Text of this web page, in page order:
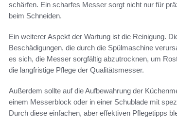
schärfen. Ein scharfes Messer sorgt nicht nur für
beim Schneiden.
Ein weiterer Aspekt der Wartung ist die Reinigung.
Beschädigungen, die durch die Spülmaschine
es sich, die Messer sorgfältig abzutrocknen, um
die langfristige Pflege der Qualitätsmesser.
Außerdem sollte auf die Aufbewahrung der
einem Messerblock oder in einer Schublade mit
Durch diese einfachen, aber effektiven Pflegetipps